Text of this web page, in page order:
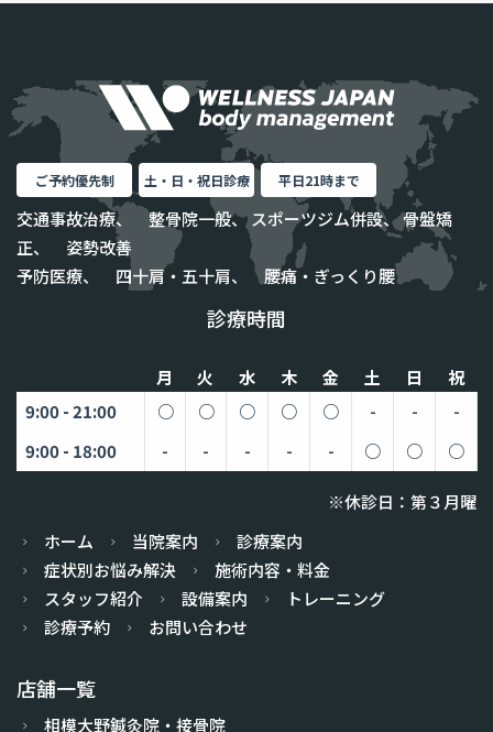
ご予約優先制 土・日・祝日診療 平日21時まで
交通事故治療、 整骨院一般、 スポーツジム併設、 骨盤矯
正、 姿勢改善
予防医療、 四十肩・五十肩、 腰痛・ぎっくり腰
診療時間
月 火 水 木 金 土 日
祝
9:00 - 21:00
○ ○ ○ ○ ○ - -
-
9:00 - 18:00
- - - - - ○ ○ ○
※休診日：第３月曜
ホーム
当院案内
診療案内
症状別お悩み解決
施術内容・料金
スタッフ紹介
設備案内
トレーニング
診療予約
お問い合わせ
店舗一覧
相模大野鍼灸院・接骨院